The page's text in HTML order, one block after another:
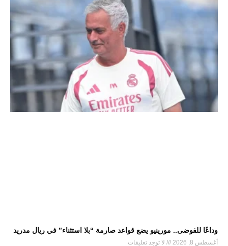
وداعًا للفوضى.. مورينيو يضع قواعد صارمة “بلا استثناء” في ريال مدريد
أغسطس 8, 2026 لا توجد تعليقات